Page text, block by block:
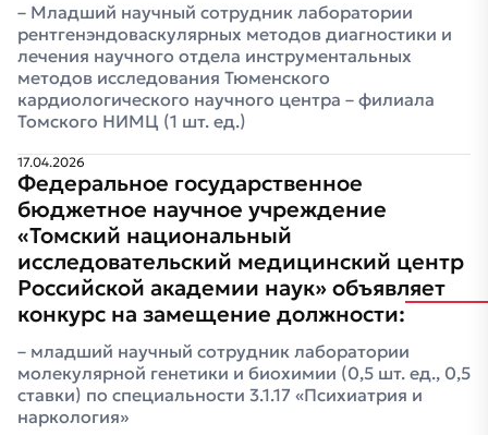
Младший научный сотрудник лаборатории
рентгенэндоваскулярных методов диагностики и
лечения научного отдела инструментальных
методов исследования Тюменского
кардиологического научного центра – филиала
Томского НИМЦ (1 шт. ед.)
17.04.2026
Федеральное государственное
бюджетное научное учреждение
«Томский национальный
исследовательский медицинский центр
Российской академии наук» объявляет
конкурс на замещение должности:
младший научный сотрудник лаборатории
молекулярной генетики и биохимии (0,5 шт. ед., 0,5
ставки) по специальности 3.1.17 «Психиатрия и
наркология»